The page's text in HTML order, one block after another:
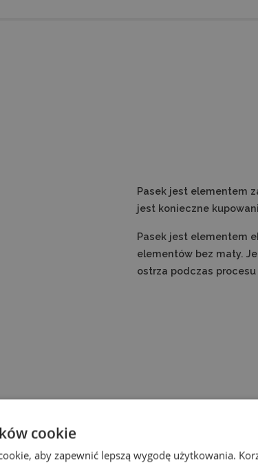
Pasek jest elementem
jest konieczne
Pasek jest elementem
elementów bez maty.
ostrza podczas
cookie
aby zapewnić lepszą wygodę użytkowania.